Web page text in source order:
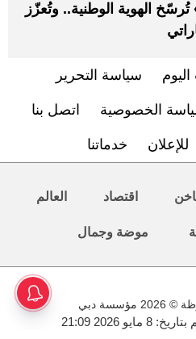
الهوية الوطنية.. وتُعزّز
سياسة التحرير
الخصوصية اتصل بنا
للإعلان خدماتنا
اقتصاد العالم
موضة وجمال
دبي
2026 21:09